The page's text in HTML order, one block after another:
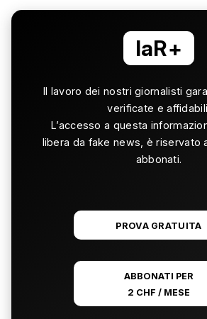
laR+
Il lavoro dei nostri giornalisti
verificate e
L’accesso a questa
libera da fake news, è riservato
abbonati.
PROVA GRATUITA
ABBONATI PER
2 CHF / MESE